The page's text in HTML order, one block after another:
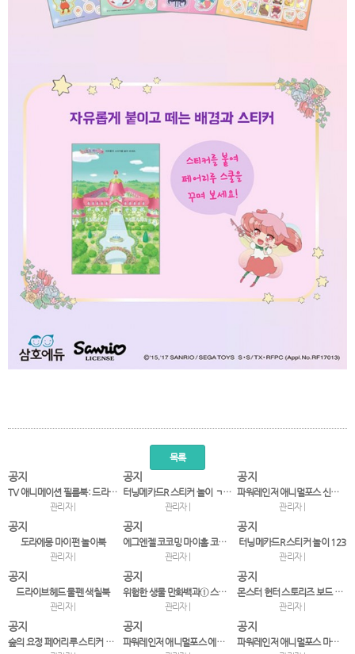
목록
공지
TV 애니메이션 필름북: 드라이브헤드 ①
관리자 |
공지
터닝메카드R 스티커 놀이 ㄱㄴㄷ
관리자 |
공지
파워레인저 애니멀포스 신나게 야생동물 종이접기
관리자 |
공지
도라에몽 마이펀 놀이북
관리자 |
공지
에그엔젤 코코밍 마이홈 코디북2
관리자 |
공지
터닝메카드R 스티커 놀이 123
관리자 |
공지
드라이브헤드 물펜 색칠북
관리자 |
공지
위험한 생물 만화백과① 스컹피와 화산섬의 드래곤
관리자 |
공지
몬스터 헌터 스토리즈 보드 놀이북: 최고의 라이더
관리자 |
공지
숲의 요정 페어리루 스티커 코디북
공지
파워레인저 애니멀포스 에듀 스티커 놀이
공지
파워레인저 애니멀포스 마이펀 놀이북